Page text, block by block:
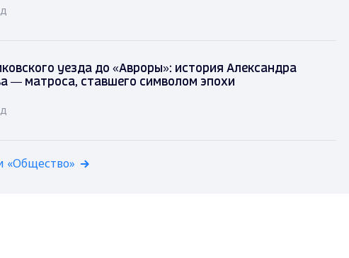
уезда до «Авроры»: история Александра
— матроса, ставшего символом эпохи
«Общество»